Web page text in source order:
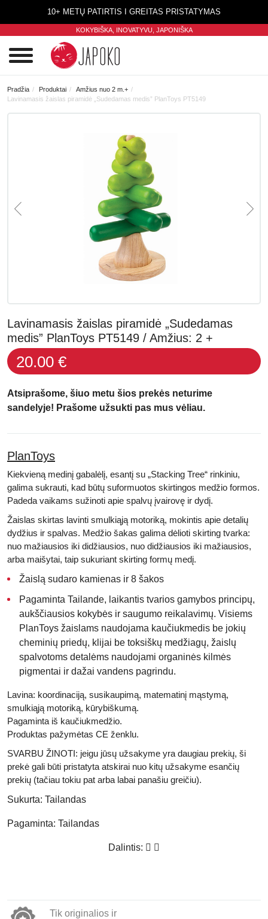
10+ METŲ PATIRTIS I GREITAS PRISTATYMAS
KOKYBIŠKA, INOVATYVU, JAPONIŠKA
Pradžia Produktai
Amžius nuo 2 m.+
Lavinamasis žaislas piramidė „Sudedamas medis” PlanToys PT5149
Lavinamasis žaislas piramidė „Sudedamas
medis” PlanToys PT5149 / Amžius: 2 +
20.00 €
Atsiprašome, šiuo metu šios prekės neturime
sandelyje! Prašome užsukti pas mus vėliau.
PlanToys
Kiekvieną medinį gabalėlį, esantį su „Stacking Tree“ rinkiniu,
galima sukrauti, kad būtų suformuotos skirtingos medžio formos.
Padeda vaikams sužinoti apie spalvų įvairovę ir dydį.
Žaislas skirtas lavinti smulkiąją motoriką, mokintis apie detalių
dydžius ir spalvas. Medžio šakas galima dėlioti skirting tvarka:
nuo mažiausios iki didžiausios, nuo didžiausios iki mažiausios,
arba maišytai, taip sukuriant skirting formų medį.
Žaislą sudaro kamienas ir 8 šakos
Pagaminta Tailande, laikantis tvarios gamybos principų,
aukščiausios kokybės ir saugumo reikalavimų. Visiems
PlanToys žaislams naudojama kaučiukmedis be jokių
cheminių priedų, klijai be toksiškų medžiagų, žaislų
spalvotoms detalėms naudojami organinės kilmės
pigmentai ir dažai vandens pagrindu.
Lavina: koordinaciją, susikaupimą, matematinį mąstymą,
smulkiąją motoriką, kūrybiškumą.
Pagaminta iš kaučiukmedžio.
Produktas pažymėtas CE ženklu.
SVARBU ŽINOTI: jeigu jūsų užsakyme yra daugiau prekių, ši
prekė gali būti pristatyta atskirai nuo kitų užsakyme esančių
prekių (tačiau tokiu pat arba labai panašiu greičiu).
Sukurta: Tailandas
Pagaminta: Tailandas
Dalintis:
Tik originalios ir